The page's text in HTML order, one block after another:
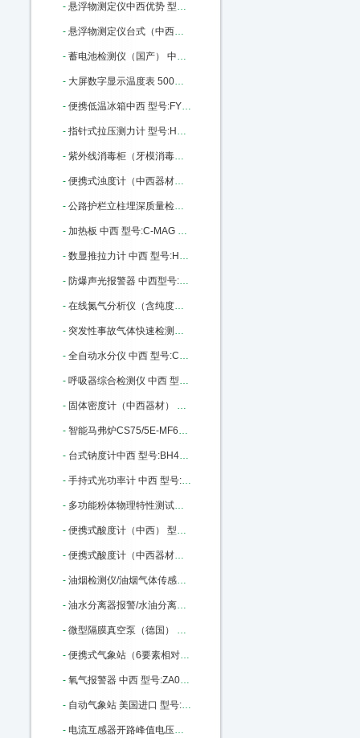
- 悬浮物测定仪中西优势 型号:CH10/P-200库号：M405651
- 悬浮物测定仪台式（中西） 型号:CH10/L-200库号：M405652
- 蓄电池检测仪（国产） 中西型号:WD31-100库号：M4631
- 大屏数字显示温度表 500度 中西型号:MZ52-XMZ-101库号：M16612
- 便携低温冰箱中西 型号:FY12-FYL-YS-18A库号：M20304
- 指针式拉压测力计 型号:HS39-NK-500库号：M36385
- 紫外线消毒柜（牙模消毒柜）中西 型号:WW08库号：M37601
- 便携式浊度计（中西器材） 型号:TX50-SHYF库号：M163621
- 公路护栏立柱埋深质量检测仪 中西 型号:XA109-JL-GPT（A）库号：M180932
- 加热板 中西 型号:C-MAG HP 10库号：M237400
- 数显推拉力计 中西 型号:HS39-HP-500库号：M282882
- 防爆声光报警器 中西型号:XQ02-BBJ库号：M309829
- 在线氮气分析仪（含纯度报警）中西 型号:CP08-P860-4N库号：M341919
- 突发性事故气体快速检测箱 中西器材优势 型号:BB27-DJC-2库号：M346322
- 全自动水分仪 中西 型号:CY07-YX-WK/SF7330库号：M365371
- 呼吸器综合检测仪 中西 型号:JT61 -HX-III库号：M371534
- 固体密度计（中西器材） 中西型号:QL03/GH-120D库号：M390715
- 智能马弗炉CS75/5E-MF6100升级款中西 型号:CS75/5E-MF6100K库号：M393139
- 台式钠度计中西 型号:BH43/D-HK-51库号：M398040
- 手持式光功率计 中西 型号:BL10-LXP200库号：M404993
- 多功能粉体物理特性测试仪/（中西） 型号:M206606库号：M206606
- 便携式酸度计（中西） 型号:CH10-520库号：M227435
- 便携式酸度计（中西器材） 型号:CH10-520库号：M227435
- 油烟检测仪/油烟气体传感器（中西） 型号:GA27-600-YY库号：M227440
- 油水分离器报警/水油分离报警器 中西 型号:AH37-XOC库号：M227441
- 微型隔膜真空泵（德国） 型号:SG88-KNF8-N86KNDC库号：M241701
- 便携式气象站（6要素相对湿度,带RS232 ） 中西 型号:ED01-AS-2000库号：M260278
- 氧气报警器 中西 型号:ZA03-CY30库号：M281184
- 自动气象站 美国进口 型号:JKY/WATCH DOG-2900ET库号：M317288
- 电流互感器开路峰值电压表 中西 型号:HC14-HCKL-H库号：M317836